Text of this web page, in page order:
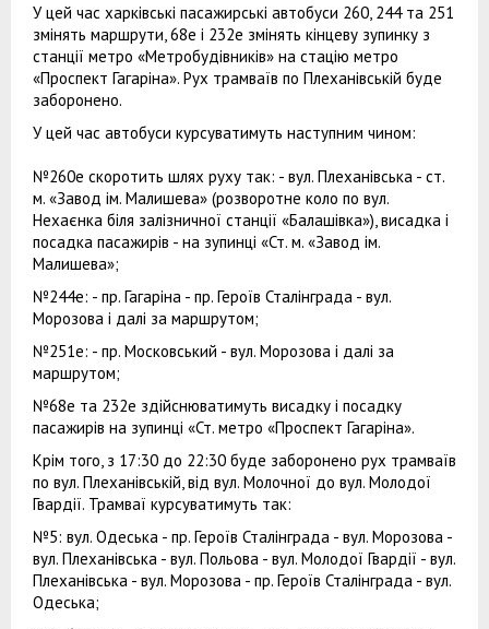
У цей час харківські пасажирські автобуси 260, 244 та 251
змінять маршрути, 68е і 232е змінять кінцеву зупинку з
станції метро «Метробудівників» на стацію метро
«Проспект Гагаріна». Рух трамваїв по Плеханівській буде
заборонено.
У цей час автобуси курсуватимуть наступним чином:
№260е скоротить шлях руху так: - вул. Плеханівська - ст.
м. «Завод ім. Малишева» (розворотне коло по вул.
Нехаєнка біля залізничної станції «Балашівка»), висадка і
посадка пасажирів - на зупинці «Ст. м. «Завод ім.
Малишева»;
№244е: - пр. Гагаріна - пр. Героїв Сталінграда - вул.
Морозова і далі за маршрутом;
№251е: - пр. Московський - вул. Морозова і далі за
маршрутом;
№68е та 232е здійснюватимуть висадку і посадку
пасажирів на зупинці «Ст. метро «Проспект Гагаріна».
Крім того, з 17:30 до 22:30 буде заборонено рух трамваїв
по вул. Плеханівській, від вул. Молочної до вул. Молодої
Гвардії. Трамваї курсуватимуть так:
№5: вул. Одеська - пр. Героїв Сталінграда - вул. Морозова -
вул. Плеханівська - вул. Польова - вул. Молодої Гвардії - вул.
Плеханівська - вул. Морозова - пр. Героїв Сталінграда - вул.
Одеська;